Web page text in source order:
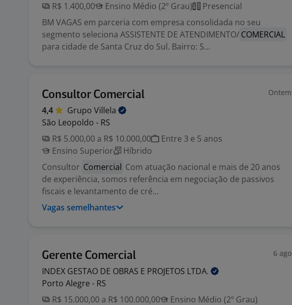
R$ 1.400,00
Ensino Médio (2º Grau)
Presencial
BM VAGAS em parceria com empresa consolidada no seu
segmento seleciona ASSISTENTE DE ATENDIMENTO/COMERCIAL
para cidade de Santa Cruz do Sul. Bairro: S...
Consultor Comercial Ontem
4,4 Grupo Villela
São Leopoldo - RS
R$ 5.000,00 a R$ 10.000,00
Entre 3 e 5 anos
Ensino Superior
Híbrido
Consultor Comercial Com atuação nacional e mais de 20 anos
de experiência, somos referência em negociação de passivos
fiscais e levantamento de cré...
Vagas semelhantes
Gerente Comercial 6 ago
INDEX GESTAO DE OBRAS E PROJETOS LTDA.
Porto Alegre - RS
R$ 15.000,00 a R$ 100.000,00
Ensino Médio (2º Grau)